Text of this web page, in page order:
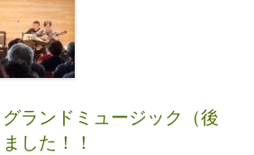
ランドミュージック（後
した！！